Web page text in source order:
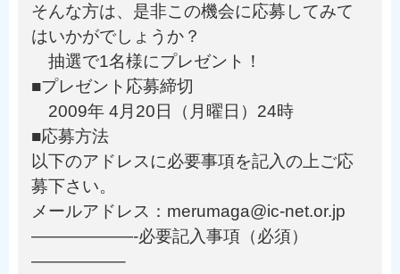
そんな方は、是非この機会に応募してみて
はいかがでしょうか？
抽選で1名様にプレゼント！
■プレゼント応募締切
2009年 4月20日（月曜日）24時
■応募方法
以下のアドレスに必要事項を記入の上ご応
募下さい。
メールアドレス：merumaga@ic-net.or.jp
——————-必要記入事項（必須）
—————–